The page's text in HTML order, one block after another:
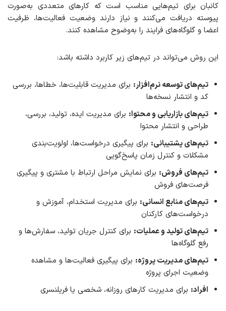
کانبان برای تیم‌هایی مناسب است که کارهای متعددی به‌صورت
پیوسته دریافت می‌کنند و نیاز دارند وضعیت فعالیت‌ها، ظرفیت
اعضا و گلوگاه‌های فرایند را به‌وضوح مشاهده کنند.
این روش می‌تواند در تیم‌های زیر کاربرد داشته باشد:
تیم‌های توسعه نرم‌افزار: برای مدیریت قابلیت‌ها، خطاها، بررسی
کد و انتشار نسخه‌ها
تیم‌های بازاریابی و محتوا: برای مدیریت ایده، تولید، بررسی،
طراحی و انتشار محتوا
تیم‌های پشتیبانی: برای پیگیری درخواست‌ها، اولویت‌بندی
مشکلات و کنترل زمان پاسخ‌گویی
تیم‌های فروش: برای نمایش مراحل ارتباط با مشتری و پیگیری
فرصت‌های فروش
تیم‌های منابع انسانی: برای مدیریت استخدام، آموزش و
درخواست‌های کارکنان
تیم‌های تولید و عملیات: برای کنترل جریان تولید، سفارش‌ها و
رفع گلوگاه‌ها
تیم‌های مدیریت پروژه: برای پیگیری فعالیت‌ها و مشاهده
وضعیت اجرای پروژه
افراد: برای مدیریت کارهای روزانه، شخصی یا فریلنسری